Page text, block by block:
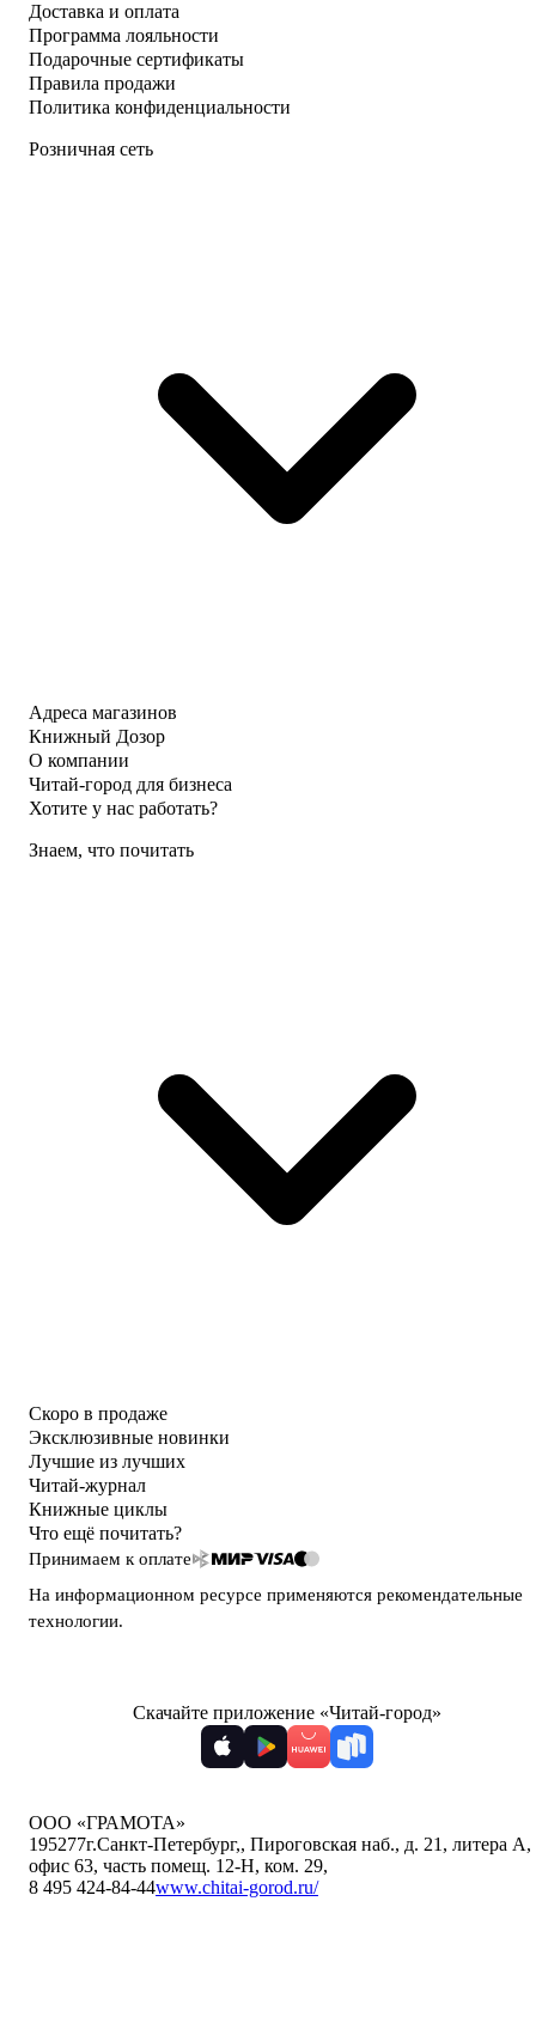
Доставка и оплата
Программа лояльности
Подарочные сертификаты
Правила продажи
Политика конфиденциальности
Розничная сеть
Адреса магазинов
Книжный Дозор
О компании
Читай-город для бизнеса
Хотите у нас работать?
Знаем, что почитать
Скоро в продаже
Эксклюзивные новинки
Лучшие из лучших
Читай-журнал
Книжные циклы
Что ещё почитать?
Принимаем к оплате
На информационном ресурсе применяются рекомендательные
технологии.
Скачайте приложение «Читай-город»
ООО «ГРАМОТА»
195277г.Санкт-Петербург,, Пироговская наб., д. 21, литера А,
офис 63, часть помещ. 12-Н, ком. 29,
8 495 424-84-44www.chitai-gorod.ru/